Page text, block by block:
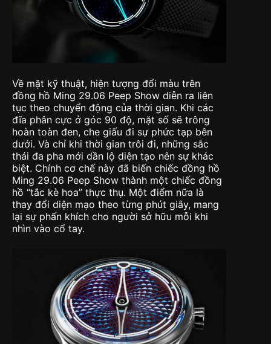
Về mặt kỹ thuật, hiện tượng đổi màu trên
đồng hồ Ming 29.06 Peep Show diễn ra liên
tục theo chuyển động của thời gian. Khi các
đĩa phân cực ở góc 90 độ, mặt số sẽ trông
hoàn toàn đen, che giấu đi sự phức tạp bên
dưới. Và chỉ khi thời gian trôi đi, những sắc
thái đa pha mới dần lộ diện tạo nên sự khác
biệt. Chính cơ chế này đã biến chiếc đồng hồ
Ming 29.06 Peep Show thành một chiếc đồng
hồ “tắc kè hoa” thực thụ. Một điểm nữa là
thay đổi diện mạo theo từng phút giây, mang
lại sự phấn khích cho người sở hữu mỗi khi
nhìn vào cổ tay.